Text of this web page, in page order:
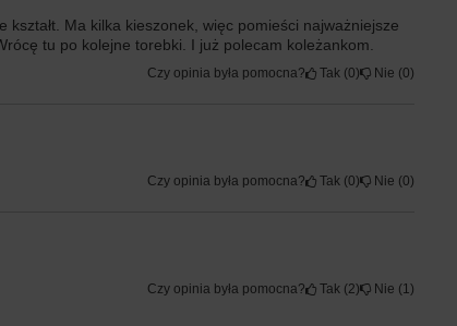
Ma kilka kieszonek, więc pomieści najważniejsze
tu po kolejne torebki. I już polecam koleżankom.
Czy opinia była pomocna? Tak 0 Nie 0
Czy opinia była pomocna? Tak 0 Nie 0
Czy opinia była pomocna? Tak 2 Nie 1